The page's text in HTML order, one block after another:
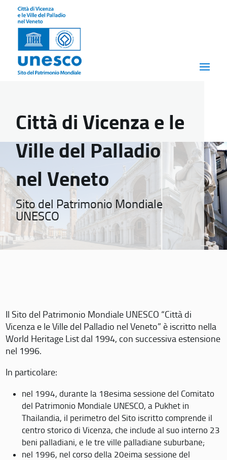
Città di Vicenza e le
Ville del Palladio
nel Veneto
Sito del Patrimonio Mondiale
UNESCO
Il Sito del Patrimonio Mondiale UNESCO “Città di
Vicenza e le Ville del Palladio nel Veneto” è iscritto nella
World Heritage List dal 1994, con successiva estensione
nel 1996.
In particolare:
nel 1994, durante la 18esima sessione del Comitato
del Patrimonio Mondiale UNESCO, a Pukhet in
Thailandia, il perimetro del Sito iscritto comprende il
centro storico di Vicenza, che include al suo interno 23
beni palladiani, e le tre ville palladiane suburbane;
nel 1996, nel corso della 20eima sessione del